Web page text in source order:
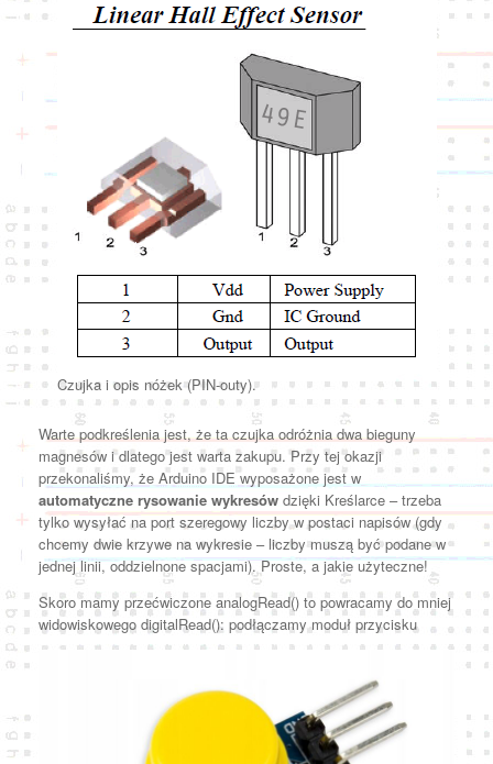
Czujka i opis nóżek (PIN-outy).
Warte podkreślenia jest, że ta czujka odróżnia dwa bieguny
magnesów i dlatego jest warta zakupu. Przy tej okazji
przekonaliśmy, że Arduino IDE wyposażone jest w
automatyczne rysowanie wykresów dzięki Kreślarce – trzeba
tylko wysyłać na port szeregowy liczby w postaci napisów (gdy
chcemy dwie krzywe na wykresie – liczby muszą być podane w
jednej linii, oddzielnone spacjami). Proste, a jakie użyteczne!
Skoro mamy przećwiczone analogRead() to powracamy do mniej
widowiskowego digitalRead(): podłączamy moduł przycisku